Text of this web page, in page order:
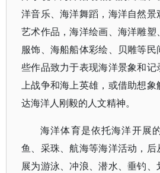
洋音乐、海洋舞蹈，海洋自然
艺术作品，海洋绘画、海洋雕
服饰、海船船体彩绘、贝雕等
些作品致力于表现海洋景象和
上战争和海上英雄，或借助想
达海洋人刚毅的人文精神。
海洋体育是依托海洋开展
鱼、采珠、航海等海洋活动，
展为游泳、冲浪、潜水、垂钓